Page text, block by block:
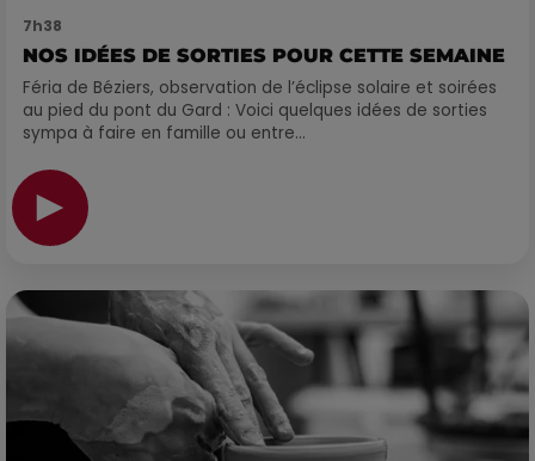
7h38
NOS IDÉES DE SORTIES POUR CETTE SEMAINE
Féria de Béziers, observation de l’éclipse solaire et soirées
au pied du pont du Gard : Voici quelques idées de sorties
sympa à faire en famille ou entre...